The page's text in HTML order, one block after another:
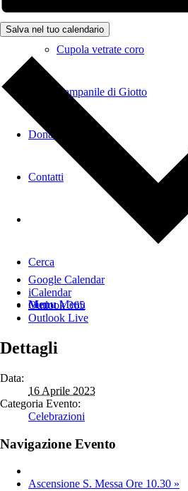
Cupola vetrate coro
Campanile di Giotto
Donazioni
Contatti
Cerca
Menu Menu
Salva nel tuo calendario
Google Calendar
iCalendar
Outlook 365
Outlook Live
Dettagli
Data:
16 Aprile 2023
Categoria Evento:
Celebrazioni
Navigazione Evento
Ascensione S. Messa Ore 10.30 »